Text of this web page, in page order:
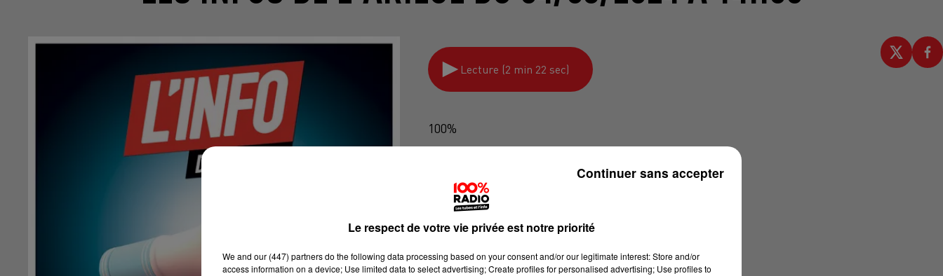
Lecture (2 min 22 sec)
100%
Le respect de votre vie privée est notre priorité
We and our (447) partnersdo the following data processing based on your consent and/or our legitimate interest: Store and/or
access information on a device; Use limited data to select advertising; Create profiles for personalised advertising; Use profiles to
Continuer sans accepter